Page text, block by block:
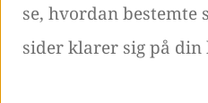
se, hvordan
sider klarer sig på din